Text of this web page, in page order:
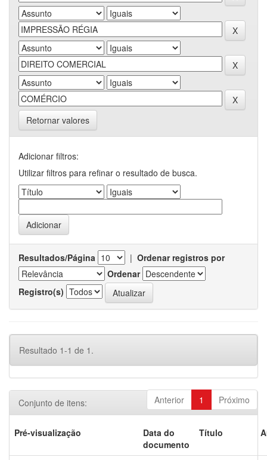
Retornar valores
Adicionar filtros:
Utilizar filtros para refinar o resultado de busca.
Resultados/Página | Ordenar registros por
Ordenar
Registro(s)
Resultado 1-1 de 1.
Anterior 1 Próximo
Conjunto de itens:
Pré-visualização
Data do
documento
Título